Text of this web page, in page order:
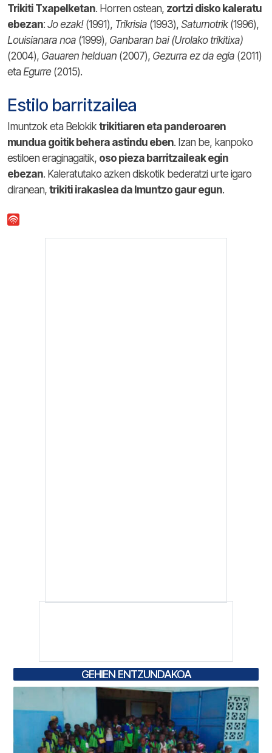
Trikiti Txapelketan. Horren ostean, zortzi disko kaleratu
ebezan: Jo ezak!(1991), Trikrisia (1993), Saturnotrik(1996),
Louisianara noa (1999), Ganbaran bai (Urolako trikitixa)
(2004), Gauaren helduan (2007), Gezurra ez da egia (2011)
eta Egurre(2015).
Estilo barritzailea
Imuntzok eta Belokik trikitiaren eta panderoaren
mundua goitik behera astindu eben. Izan be, kanpoko
estiloen eraginagaitik, oso pieza barritzaileak egin
ebezan. Kaleratutako azken diskotik bederatzi urte igaro
diranean, trikiti irakaslea da Imuntzo gaur egun.
GEHIEN ENTZUNDAKOA